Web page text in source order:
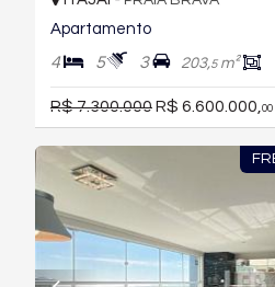
Apartamento
4 5 3 203,5m²
R$ 7.300.000R$ 6.600.000,00